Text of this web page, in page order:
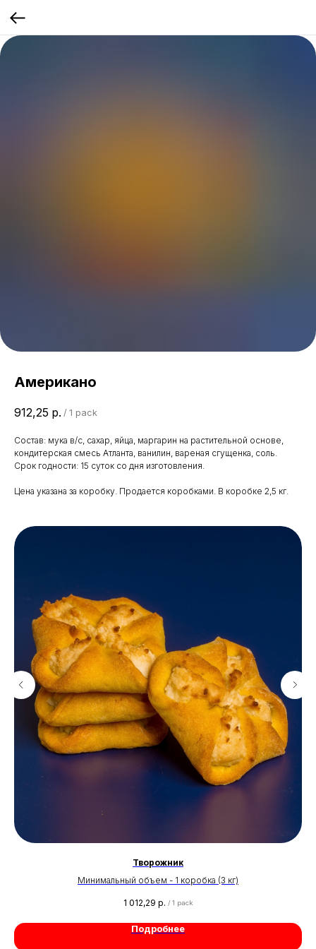
Американо
912,25 р. / 1 pack
Состав: мука в/с, сахар, яйца, маргарин на растительной основе,
кондитерская смесь Атланта, ванилин, вареная сгущенка, соль.
Срок годности: 15 суток со дня изготовления.
Цена указана за коробку. Продается коробками. В коробке 2,5 кг.
Творожник
Минимальный объем - 1 коробка (3 кг)
1 012,29 р. / 1 pack
Подробнее